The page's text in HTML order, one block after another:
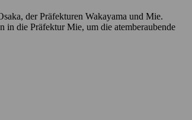
der Präfekturen Wakayama und Mie.
in die Präfektur Mie, um die atemberaubende